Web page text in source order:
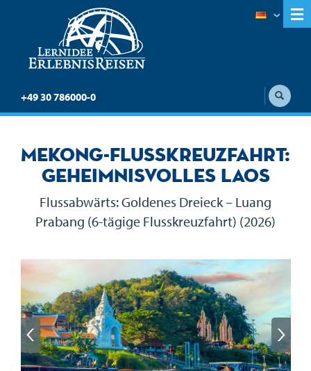
+49 30 786000-0
Mekong-Flusskreuzfahrt:
Geheimnisvolles Laos
Flussabwärts: Goldenes Dreieck – Luang
Prabang (6-tägige Flusskreuzfahrt) (2026)